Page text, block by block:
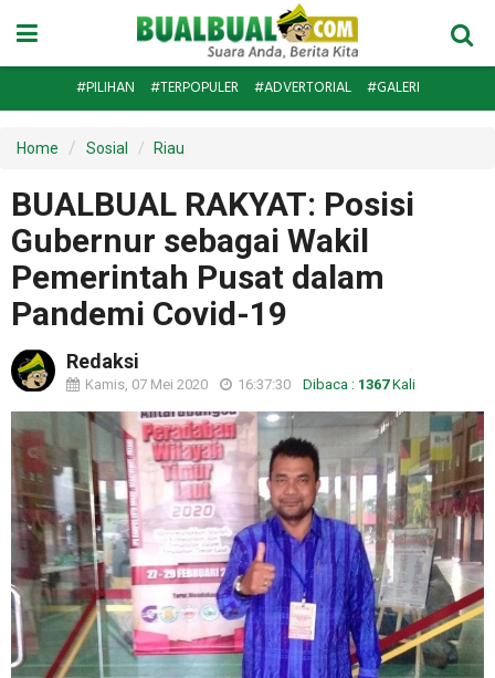
#PILIHAN #TERPOPULER #ADVERTORIAL #GALERI
Home Sosial Riau
BUALBUAL RAKYAT: Posisi
Gubernur sebagai Wakil
Pemerintah Pusat dalam
Pandemi Covid-19
Redaksi
Kamis, 07 Mei 2020 16:37:30 Dibaca : 1367Kali